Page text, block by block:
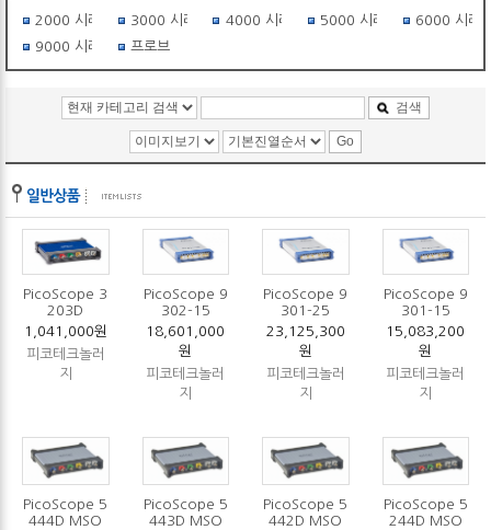
2000 시리즈 3000 시리즈 4000 시리즈 5000 시리즈
6000 시리
9000 시리즈
프로브
검색
PicoScope 3
203D
1,041,000원
피코테크놀러
지
PicoScope 9
302-15
18,601,000
원
피코테크놀러
지
PicoScope 9
301-25
23,125,300
원
피코테크놀러
지
PicoScope 9
301-15
15,083,200
원
피코테크놀러
지
PicoScope 5
444D MSO
PicoScope 5
443D MSO
PicoScope 5
442D MSO
PicoScope 5
244D MSO